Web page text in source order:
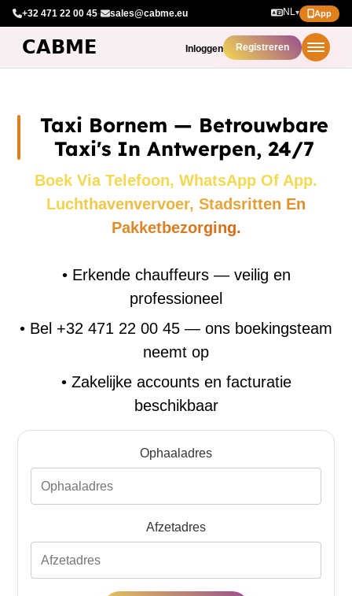
+32 471 22 00 45· sales@cabme.eu NL▾ App
Inloggen Registreren
Taxi Bornem — Betrouwbare
Taxi's In Antwerpen, 24/7
Boek Via Telefoon, WhatsApp Of App.
Luchthavenvervoer, Stadsritten En
Pakketbezorging.
• Erkende chauffeurs — veilig en
professioneel
• Bel +32 471 22 00 45 — ons boekingsteam
neemt op
• Zakelijke accounts en facturatie
beschikbaar
Ophaaladres
Afzetadres